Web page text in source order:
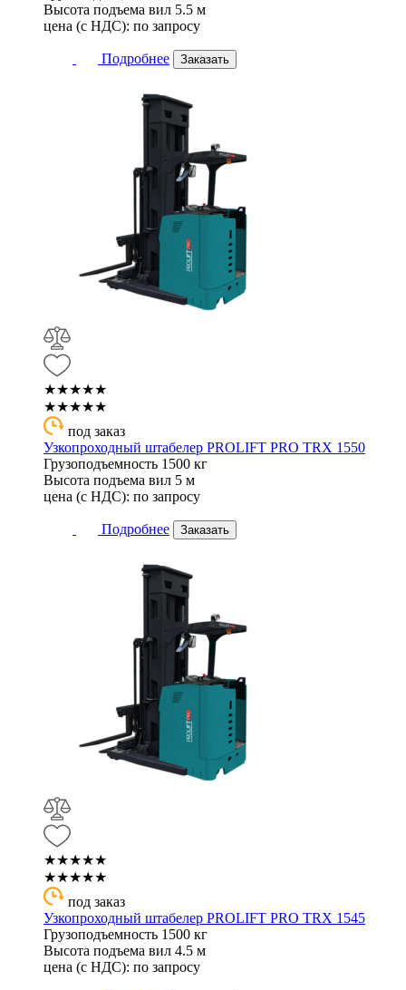
Высота подъема вил 5.5 м
цена (с НДС): по запросу
Подробнее Заказать
★★★★★
★★★★★
под заказ
Узкопроходный штабелер PROLIFT PRO TRX 1550
Грузоподъемность 1500 кг
Высота подъема вил 5 м
цена (с НДС): по запросу
Подробнее Заказать
★★★★★
★★★★★
под заказ
Узкопроходный штабелер PROLIFT PRO TRX 1545
Грузоподъемность 1500 кг
Высота подъема вил 4.5 м
цена (с НДС): по запросу